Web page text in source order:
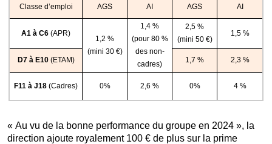
Classe d’emploi AGS AI AGS AI
A1 à C6 (APR)
1,2 %
(mini 30 €)
1,4 %
(pour 80 %
des non-
cadres)
2,5 %
(mini 50 €)
1,5 %
D7 à E10(ETAM) 1,7 % 2,3 %
F11 à J18 (Cadres) 0% 2,6 % 0% 4 %
« Au vu de la bonne performance du groupe en 2024 », la
direction ajoute royalement 100 € de plus sur la prime